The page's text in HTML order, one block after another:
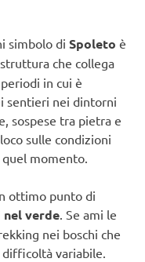
simbolo di Spoleto è
struttura che collega
in cui è
sentieri nei dintorni
sospese tra pietra e
sulle condizioni
momento.
ottimo punto di
nel verde . Se ami le
nei boschi che
variabile.